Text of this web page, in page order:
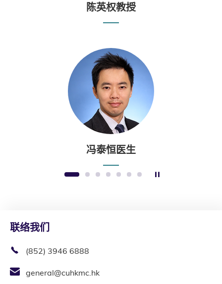
陈英权教授
冯泰恒医生
1 2 3 4 5 6 7
联络我们
(852) 3946 6888
general@cuhkmc.hk